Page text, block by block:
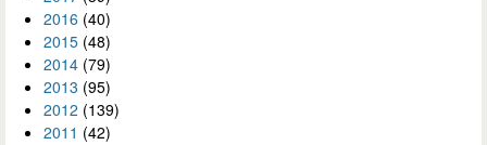
2016 (40)
2015 (48)
2014 (79)
2013 (95)
2012 (139)
2011 (42)